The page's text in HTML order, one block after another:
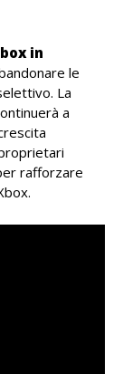
in
le
La
a
rafforzare